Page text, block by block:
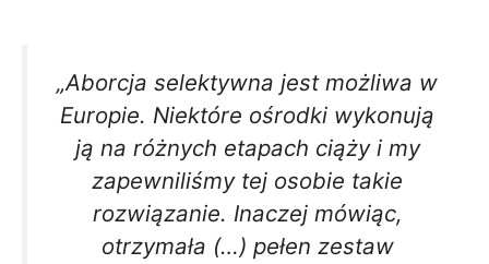
„Aborcja selektywna jest możliwa w
Europie. Niektóre ośrodki wykonują
ją na różnych etapach ciąży i my
zapewniliśmy tej osobie takie
rozwiązanie. Inaczej mówiąc,
otrzymała (…) pełen zestaw